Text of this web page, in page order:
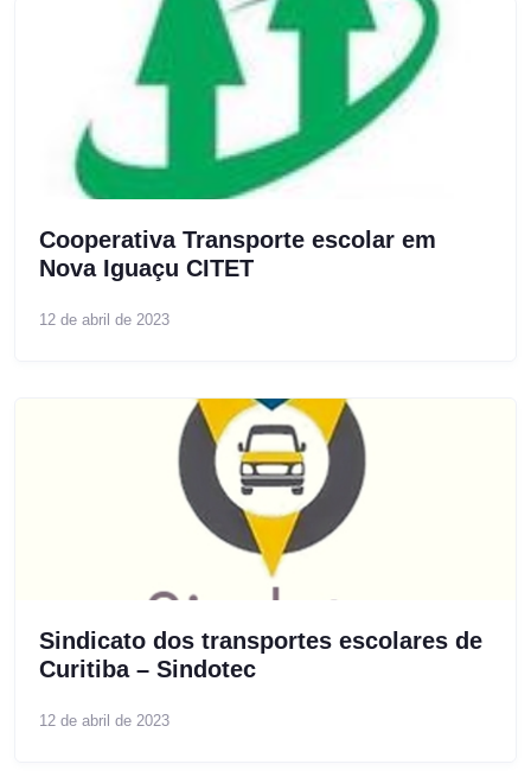
Cooperativa Transporte escolar em
Nova Iguaçu CITET
12 de abril de 2023
Sindicato dos transportes escolares de
Curitiba – Sindotec
12 de abril de 2023